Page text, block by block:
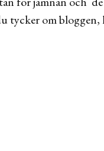
tycker om